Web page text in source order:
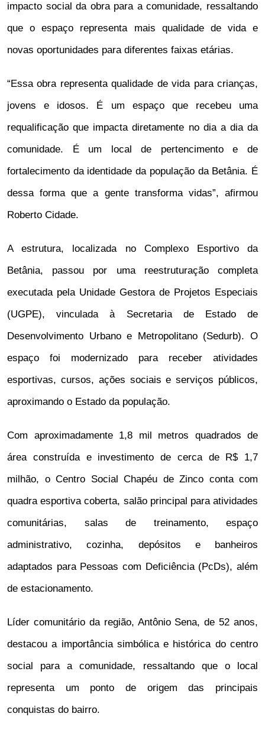
impacto social da obra para a comunidade, ressaltando
que o espaço representa mais qualidade de vida e
novas oportunidades para diferentes faixas etárias.
“Essa obra representa qualidade de vida para crianças,
jovens e idosos. É um espaço que recebeu uma
requalificação que impacta diretamente no dia a dia da
comunidade. É um local de pertencimento e de
fortalecimento da identidade da população da Betânia. É
dessa forma que a gente transforma vidas”, afirmou
Roberto Cidade.
A estrutura, localizada no Complexo Esportivo da
Betânia, passou por uma reestruturação completa
executada pela Unidade Gestora de Projetos Especiais
(UGPE), vinculada à Secretaria de Estado de
Desenvolvimento Urbano e Metropolitano (Sedurb). O
espaço foi modernizado para receber atividades
esportivas, cursos, ações sociais e serviços públicos,
aproximando o Estado da população.
Com aproximadamente 1,8 mil metros quadrados de
área construída e investimento de cerca de R$ 1,7
milhão, o Centro Social Chapéu de Zinco conta com
quadra esportiva coberta, salão principal para atividades
comunitárias, salas de treinamento, espaço
administrativo, cozinha, depósitos e banheiros
adaptados para Pessoas com Deficiência (PcDs), além
de estacionamento.
Líder comunitário da região, Antônio Sena, de 52 anos,
destacou a importância simbólica e histórica do centro
social para a comunidade, ressaltando que o local
representa um ponto de origem das principais
conquistas do bairro.